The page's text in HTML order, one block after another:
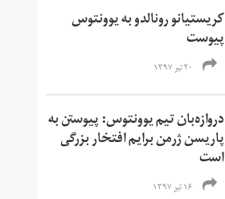
کریستیانو رونالدو به یوونتوس
پیوست
۲۰ تیر ۱۳۹۷
دروازه‌بان تیم یوونتوس: پیوستن به
پاریسن ژرمن برایم افتخار بزرگی
است
۱۶ تیر ۱۳۹۷